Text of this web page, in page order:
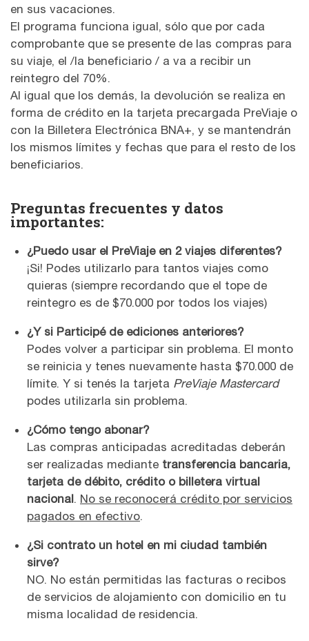
en sus vacaciones.
El programa funciona igual, sólo que por cada
comprobante que se presente de las compras para
su viaje, el /la beneficiario / a va a recibir un
reintegro del 70%.
Al igual que los demás, la devolución se realiza en
forma de crédito en la tarjeta precargada PreViaje o
con la Billetera Electrónica BNA+, y se mantendrán
los mismos límites y fechas que para el resto de los
beneficiarios.
Preguntas frecuentes y datos
importantes:
¿Puedo usar el PreViaje en 2 viajes diferentes?
¡Si! Podes utilizarlo para tantos viajes como
quieras (siempre recordando que el tope de
reintegro es de $70.000 por todos los viajes)
¿Y si Participé de ediciones anteriores?
Podes volver a participar sin problema. El monto
se reinicia y tenes nuevamente hasta $70.000 de
límite. Y si tenés la tarjeta PreViaje Mastercard
podes utilizarla sin problema.
¿Cómo tengo abonar?
Las compras anticipadas acreditadas deberán
ser realizadas mediante transferencia bancaria,
tarjeta de débito, crédito o billetera virtual
nacional. No se reconocerá crédito por servicios
pagados en efectivo.
¿Si contrato un hotel en mi ciudad también
sirve?
NO. No están permitidas las facturas o recibos
de servicios de alojamiento con domicilio en tu
misma localidad de residencia.